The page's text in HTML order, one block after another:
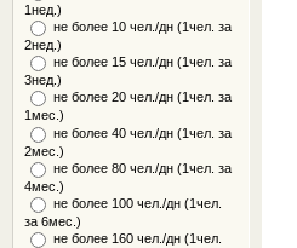
1нед.)
не более 10 чел./дн (1чел. за
2нед.)
не более 15 чел./дн (1чел. за
3нед.)
не более 20 чел./дн (1чел. за
1мес.)
не более 40 чел./дн (1чел. за
2мес.)
не более 80 чел./дн (1чел. за
4мес.)
не более 100 чел./дн (1чел.
за 6мес.)
не более 160 чел./дн (1чел.